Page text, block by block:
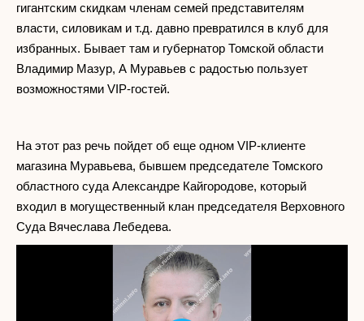
гигантским скидкам членам семей представителям
власти, силовикам и т.д. давно превратился в клуб для
избранных. Бывает там и губернатор Томской области
Владимир Мазур, А Муравьев с радостью пользует
возможностями VIP-гостей.
На этот раз речь пойдет об еще одном VIP-клиенте
магазина Муравьева, бывшем председателе Томского
областного суда Александре Кайгородове, который
входил в могущественный клан председателя Верховного
Суда Вячеслава Лебедева.